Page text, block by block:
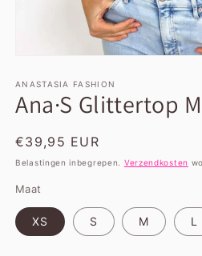
openen
in
modaal
ANASTASIA FASHION
Ana·S Glittertop
Normale
prijs
€39,95 EUR
Belastingen inbegrepen. Verzendkosten
Maat
XS S M L